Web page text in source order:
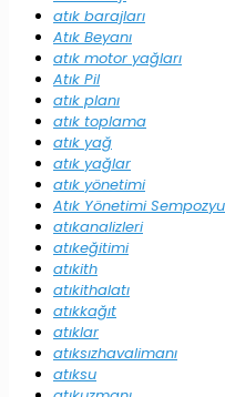
atık barajları
Atık Beyanı
atık motor yağları
Atık Pil
atık planı
atık toplama
atık yağ
atık yağlar
atık yönetimi
Atık Yönetimi
atıkanalizleri
atıkeğitimi
atıkith
atıkithalatı
atıkkağıt
atıklar
atıksızhavalimanı
atıksu